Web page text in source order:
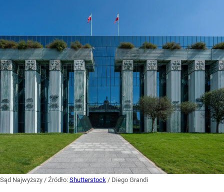
Sąd Najwyższy / Źródło: Shutterstock / Diego Grandi